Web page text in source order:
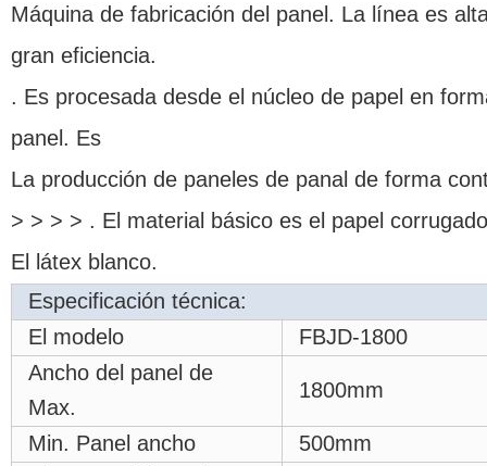
Máquina de fabricación del panel. La línea es
gran eficiencia.
. Es procesada desde el núcleo de papel en
panel. Es
La producción de paneles de panal de forma
> > > > . El material básico es el papel
El látex blanco.
Especificación técnica:
El modelo
FBJD-1800
Ancho del panel de
Max.
1800mm
Min. Panel ancho
500mm